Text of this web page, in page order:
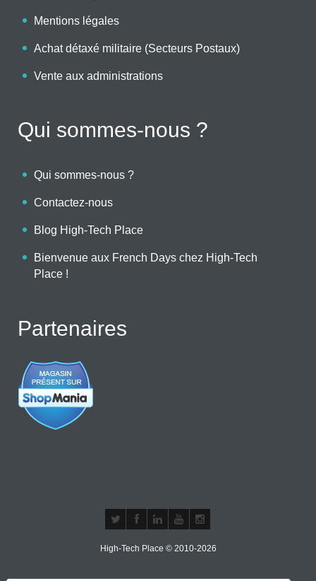
Mentions légales
Achat détaxé militaire (Secteurs Postaux)
Vente aux administrations
Qui sommes-nous ?
Qui sommes-nous ?
Contactez-nous
Blog High-Tech Place
Bienvenue aux French Days chez High-Tech
Place !
Partenaires
High-Tech Place © 2010-2026